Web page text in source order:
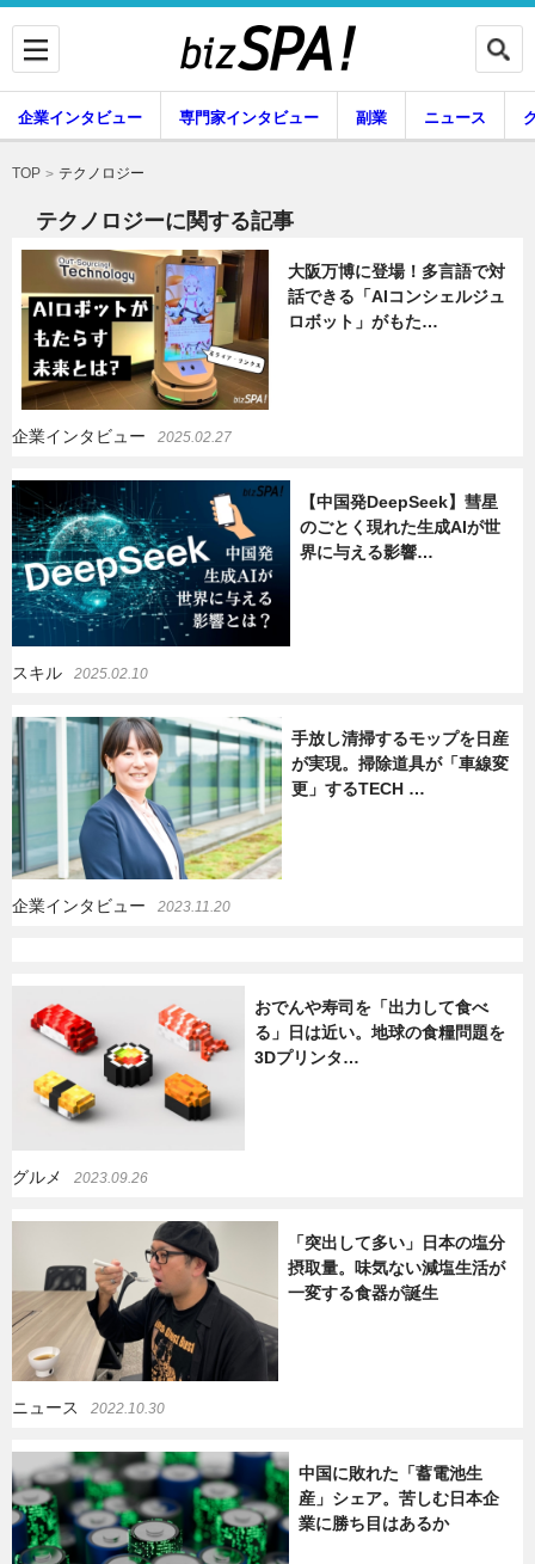
企業インタビュー 専門家インタビュー
副業
グルメ
暮らし
企業インタビュー 専門家インタビュー 副業 ニュース
暮らし エンタメ
TOP テクノロジー
テクノロジーに関する記事
大阪万博に登場！多言語で対
話できる「AIコンシェルジュ
ロボット」がもた…
企業インタビュー 2025.02.27
【中国発DeepSeek】彗星
のごとく現れた生成AIが世
界に与える影響…
スキル 2025.02.10
手放し清掃するモップを日産
が実現。掃除道具が「車線変
更」するTECH …
企業インタビュー 2023.11.20
おでんや寿司を「出力して食べ
る」日は近い。地球の食糧問題を
3Dプリンタ…
グルメ 2023.09.26
「突出して多い」日本の塩分
摂取量。味気ない減塩生活が
一変する食器が誕生
ニュース 2022.10.30
中国に敗れた「蓄電池生
産」シェア。苦しむ日本企
業に勝ち目はあるか